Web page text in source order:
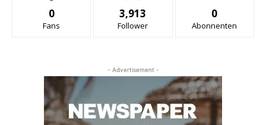
0
Fans
3,913
Follower
0
Abonnenten
- Advertisement -